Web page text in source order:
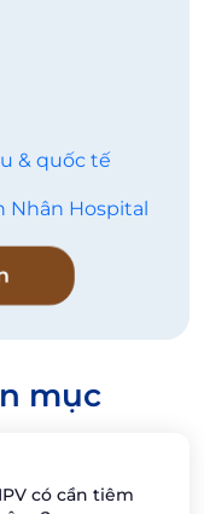
& quốc tế
Hospital
mục
có cần tiêm